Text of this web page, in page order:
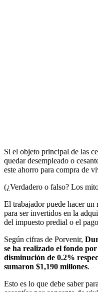
Si el objeto principal de las
quedar desempleado o
este ahorro para compra de
(¿Verdadero o falso? Los
El trabajador puede hacer un
para ser invertidos en la
del impuesto predial o el
Según cifras de Porvenir,
se ha realizado el fondo
disminución de 0.2%
sumaron $1,190 millones.
Esto es lo que debe saber